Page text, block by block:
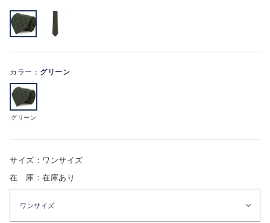
カラー： グリーン
グリーン
サイズ：ワンサイズ
在 庫：在庫あり
ワンサイズ